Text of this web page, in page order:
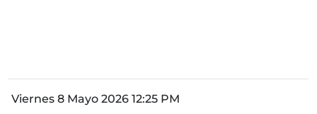
Viernes 8 Mayo 2026 12:25 PM